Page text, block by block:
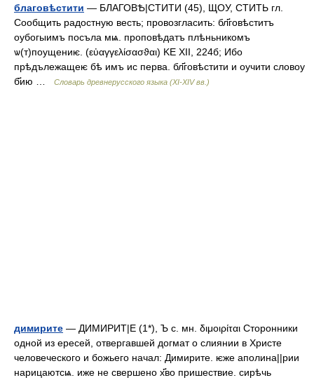
благовѣстити — БЛАГОВѢ|СТИТИ (45), ЩОУ, СТИТЬ гл.
Сообщить радостную весть; провозгласить: бл҃говѣститъ
оубогыимъ посъла мѩ. проповѣдатъ плѣньникомъ
ѡ(т)поущениѥ. (εὐαγγελίσασϑαι) ΚΕ XII, 224б; Ибо
прѣдълежащеѥ бѣ имъ ис перва. бл҃говѣстити и оучити словоу
б҃ию …
Словарь древнерусского языка (XI-XIV вв.)
димирите — ДИМИРИТ|Е (1*), Ъ с. мн. διμοιρίται Сторонники
одной из ересей, отвергавшей догмат о слиянии в Христе
человеческого и божьего начал: Димирите. ѥже аполина||рии
нарицаютсѩ. иже не свершено х҃во пришествие. сирѣчь